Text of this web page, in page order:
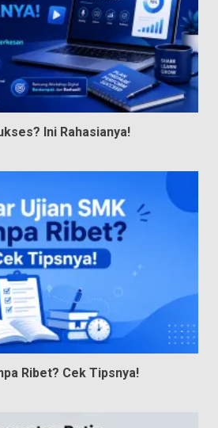
Ini Rahasianya!
Ribet? Cek Tipsnya!